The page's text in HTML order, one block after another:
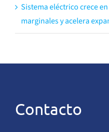
Sistema eléctrico crece
marginales y acelera
Contacto